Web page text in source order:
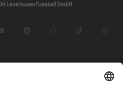
Leverkusen Fussball GmbH